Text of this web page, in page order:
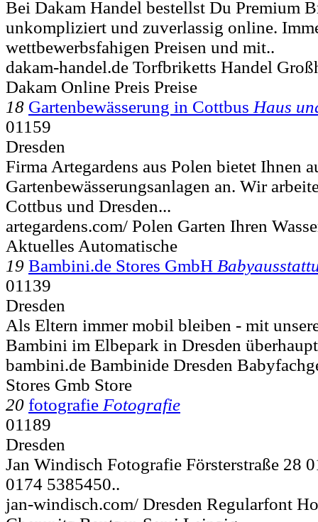
Bei Dakam Handel bestellst Du Premium
unkompliziert und zuverlassig online.
wettbewerbsfahigen Preisen und mit..
dakam-handel.de Torfbriketts Handel
Dakam Online Preis Preise
18 Gartenbewässerung in Cottbus Haus
01159
Dresden
Firma Artegardens aus Polen bietet Ihnen
Gartenbewässerungsanlagen an. Wir
Cottbus und Dresden...
artegardens.com/ Polen Garten Ihren
Aktuelles Automatische
19 Bambini.de Stores GmbH
01139
Dresden
Als Eltern immer mobil bleiben - mit
Bambini im Elbepark in Dresden
bambini.de Bambinide Dresden
Stores Gmb Store
20 fotografie Fotografie
01189
Dresden
Jan Windisch Fotografie Försterstraße 28
0174 5385450..
jan-windisch.com/ Dresden Regularfont